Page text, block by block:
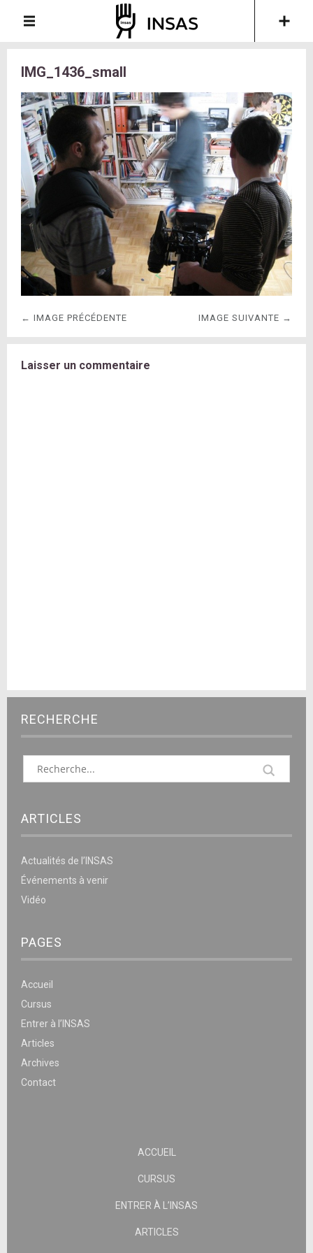
IMG_1436_small
← IMAGE PRÉCÉDENTE IMAGE SUIVANTE →
Laisser un commentaire
RECHERCHE
ARTICLES
Actualités de l’INSAS
Événements à venir
Vidéo
PAGES
Accueil
Cursus
Entrer à l’INSAS
Articles
Archives
Contact
ACCUEIL
CURSUS
ENTRER À L’INSAS
ARTICLES